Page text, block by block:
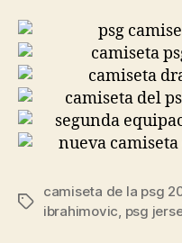
Etiquetas
camiseta de la psg
ibrahimovic, psg